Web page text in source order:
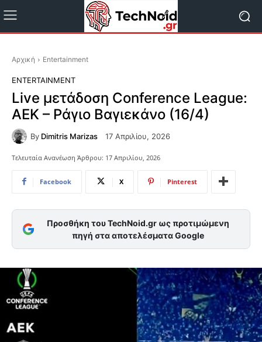
Αρχική Entertainment
ENTERTAINMENT
Live μετάδοση Conference League:
ΑΕΚ – Ράγιο Βαγιεκάνο (16/4)
By Dimitris Marizas 17 Απριλίου, 2026
Τελευταία Ανανέωση Άρθρου: 17 Απριλίου, 2026
Facebook X Pinterest
Προσθήκη του TechNoid.gr ως προτιμώμενη
πηγή στα αποτελέσματα Google